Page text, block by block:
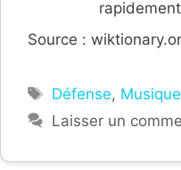
Source :
Étiquettes
Défense, Musique
Laisser un